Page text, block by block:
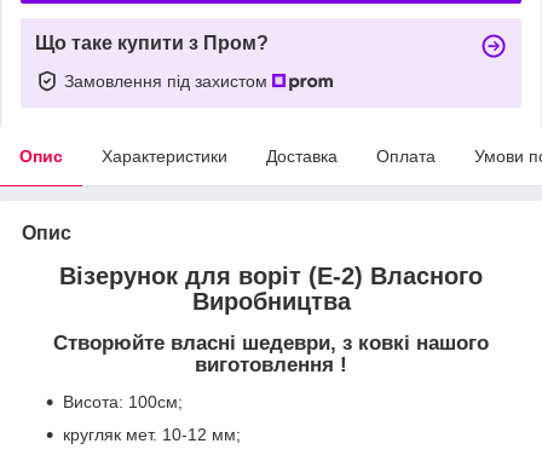
Що таке купити з Пром?
Замовлення під захистом
Опис Характеристики Доставка Оплата Умови
Опис
Візерунок для воріт (Е-2) Власного
Виробництва
Створюйте власні шедеври, з ковкі нашого
виготовлення !
Висота: 100см;
кругляк мет. 10-12 мм;